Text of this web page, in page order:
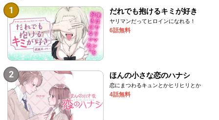
1 だれでも抱けるキミが好き
ヤリマンだってヒロインになれる！
6話無料
2 ほんの小さな恋のハナシ
恋にまつわるキュンとかヒリヒリとか
4話無料